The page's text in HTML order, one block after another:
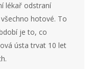
lékař odstraní
hotové. To
je to, co
ústa trvat 10 let